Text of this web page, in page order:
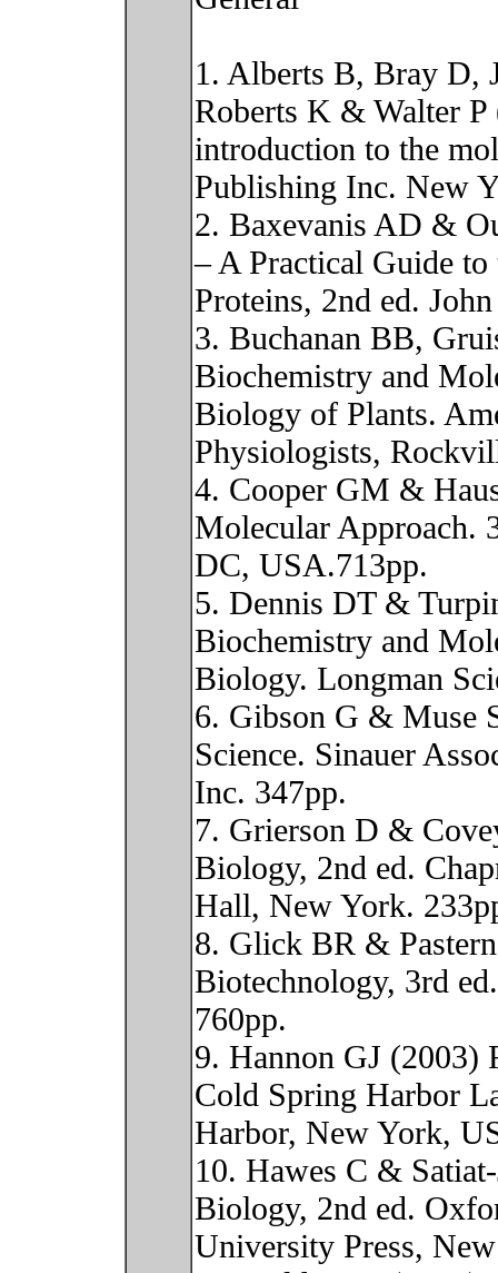
1. Alberts B, Bray D,
Roberts K & Walter
introduction to the
Publishing Inc. New
2. Baxevanis AD &
– A Practical Guide
Proteins, 2nd ed.
3. Buchanan BB,
Biochemistry and
Biology of Plants.
Physiologists,
4. Cooper GM &
Molecular Approach.
DC, USA.713pp.
5. Dennis DT &
Biochemistry and
Biology. Longman
6. Gibson G & Muse
Science. Sinauer
Inc. 347pp.
7. Grierson D &
Biology, 2nd ed.
Hall, New York.
8. Glick BR &
Biotechnology, 3rd
760pp.
9. Hannon GJ (2003)
Cold Spring Harbor
Harbor, New York,
10. Hawes C &
Biology, 2nd ed.
University Press,